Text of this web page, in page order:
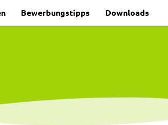
Bewerbungstipps Downloads